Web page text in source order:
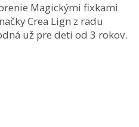
Magickými fixkami
Crea Lign z radu
už pre deti od 3 rokov.